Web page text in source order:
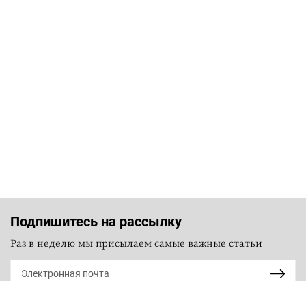
Подпишитесь на рассылку
Раз в неделю мы присылаем самые важные статьи